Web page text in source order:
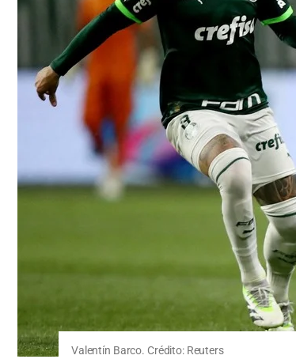
Valentín Barco. Crédito: Reuters